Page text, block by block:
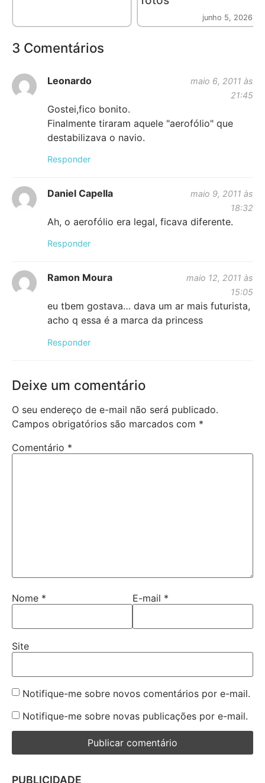
junho 5, 2026
3 Comentários
Leonardo
maio 6, 2011 às
21:45
Gostei,fico bonito.
Finalmente tiraram aquele "aerofólio" que
destabilizava o navio.
Responder
Daniel Capella
maio 9, 2011 às
18:32
Ah, o aerofólio era legal, ficava diferente.
Responder
Ramon Moura
maio 12, 2011 às
15:05
eu tbem gostava… dava um ar mais futurista,
acho q essa é a marca da princess
Responder
Deixe um comentário
O seu endereço de e-mail não será publicado.
Campos obrigatórios são marcados com *
Comentário *
Nome * E-mail *
Site
Notifique-me sobre novos comentários por e-mail.
Notifique-me sobre novas publicações por e-mail.
PUBLICIDADE